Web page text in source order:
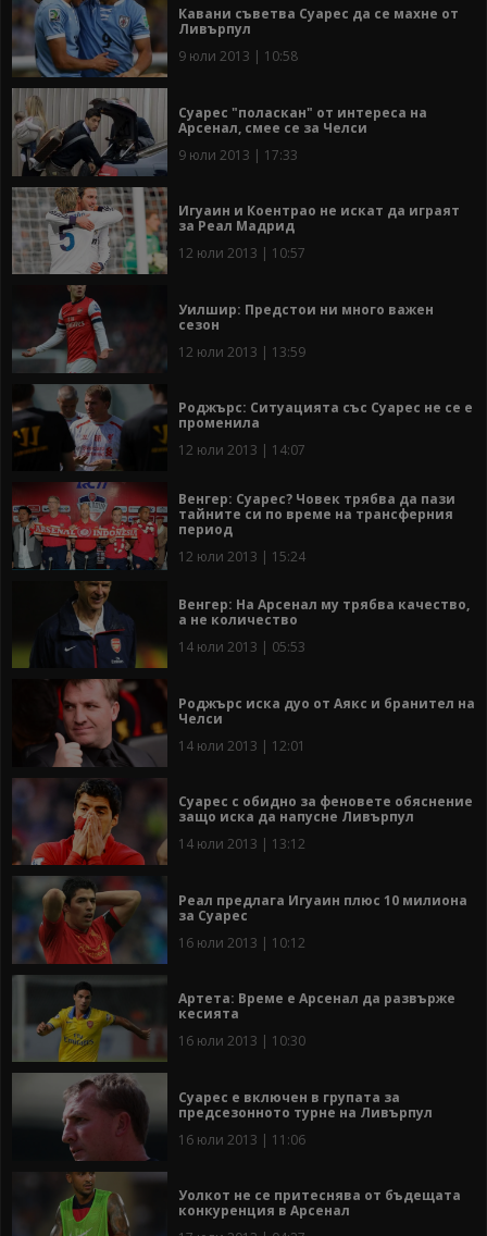
Кавани съветва Суарес да се махне от
Ливърпул
9 юли 2013 | 10:58
Суарес "поласкан" от интереса на
Арсенал, смее се за Челси
9 юли 2013 | 17:33
Игуаин и Коентрао не искат да играят
за Реал Мадрид
12 юли 2013 | 10:57
Уилшир: Предстои ни много важен
сезон
12 юли 2013 | 13:59
Роджърс: Ситуацията със Суарес не се е
променила
12 юли 2013 | 14:07
Венгер: Суарес? Човек трябва да пази
тайните си по време на трансферния
период
12 юли 2013 | 15:24
Венгер: На Арсенал му трябва качество,
а не количество
14 юли 2013 | 05:53
Роджърс иска дуо от Аякс и бранител на
Челси
14 юли 2013 | 12:01
Суарес с обидно за феновете обяснение
защо иска да напусне Ливърпул
14 юли 2013 | 13:12
Реал предлага Игуаин плюс 10 милиона
за Суарес
16 юли 2013 | 10:12
Артета: Време е Арсенал да развърже
кесията
16 юли 2013 | 10:30
Суарес е включен в групата за
предсезонното турне на Ливърпул
16 юли 2013 | 11:06
Уолкот не се притеснява от бъдещата
конкуренция в Арсенал